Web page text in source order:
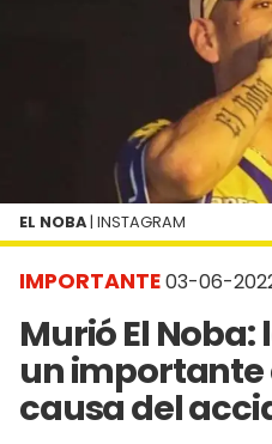
IMPORTANTE03-06-
Murió El
un importante
causa del
EL NOBA | INSTAGRAM